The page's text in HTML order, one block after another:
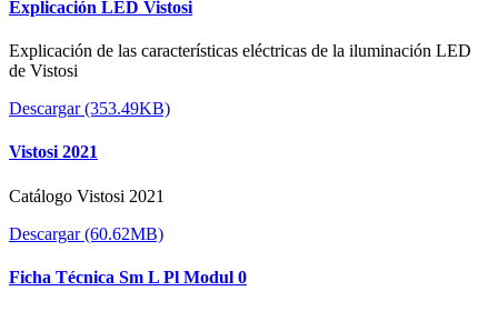
Explicación LED Vistosi
Explicación de las características eléctricas de la iluminación LED
de Vistosi
Descargar (353.49KB)
Vistosi 2021
Catálogo Vistosi 2021
Descargar (60.62MB)
Ficha Técnica Sm L Pl Modul 0